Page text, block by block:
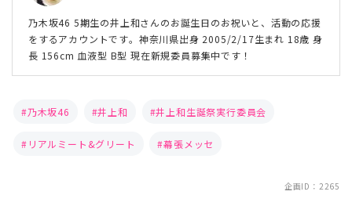
乃木坂46 5期生の井上和さんのお誕生日のお祝いと、活動の応援
をするアカウントです。神奈川県出身 2005/2/17生まれ 18歳 身
長 156cm 血液型 B型 現在新規委員募集中です！
乃木坂46 井上和 井上和生誕祭実行委員会
リアルミート&グリート 幕張メッセ
企画ID：2265